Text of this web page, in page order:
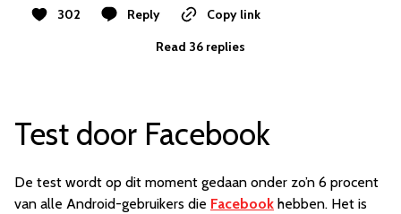
302 Reply
Copy link
Read 36 replies
Test door Facebook
De test wordt op dit moment gedaan onder zo’n 6 procent
van alle Android-gebruikers die Facebook hebben. Het is